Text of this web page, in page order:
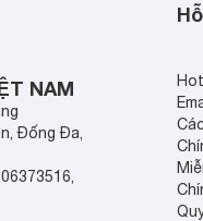
quay 2.800 vòng/
tầng hầm nhanh
nhanh, ít gây ồn,
NAM
Đống Đa,